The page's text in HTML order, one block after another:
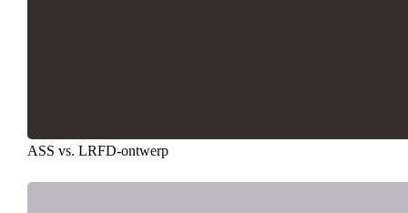
ASS vs. LRFD-ontwerp